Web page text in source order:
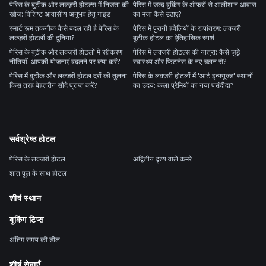
पेरिस के बुटीक और लक्ज़री होटल्स में निजता की
खोज: विशिष्ट आवासीय अनुभव हेतु गाइड
पेरिस में जल्द बुकिंग के ऑफरों से आलीशान आवास
का मजा कैसे उठाएं?
स्मार्ट रूम तकनीक कैसे बदल रही है पेरिस के
लक्ज़री होटलों की दुनिया?
पेरिस में पुरानी हवेलियों के रूपांतरण: लक्जरी
बुटीक होटल का ऐतिहासिक स्पर्श
पेरिस के बुटीक और लक्जरी होटलों में रद्दीकरण
नीतियाँ: आपकी योजनाएं बदलने पर क्या करें?
पेरिस में लक्जरी होटल्स की यात्रा: कैसे जुड़े
स्वास्थ्य और फिटनेस के नए चलन से?
पेरिस में बुटीक और लक्जरी होटल दरों की तुलना:
किस तरह बेहतरीन सौदे प्राप्त करें?
पेरिस के लक्जरी होटलों में 'आर्ट इन्फ्यूज्ड' स्थानों
का उदय: कला प्रेमियों का नया पसंदीदा?
सर्वश्रेष्ठ होटल
पेरिस के लक्जरी होटल
अद्वितीय दृश्य वाले कमरे
शांत पूल के साथ होटल
शीर्ष स्थान
बुकिंग टिप्स
अंतिम समय की डील